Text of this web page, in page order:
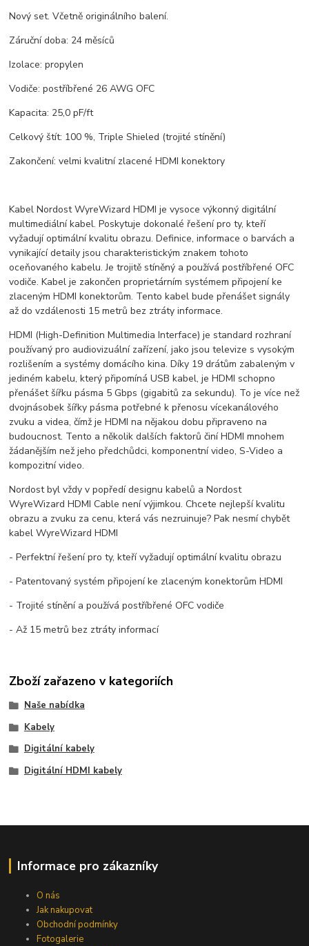
Nový set. Včetně originálního balení.
Záruční doba: 24 měsíců
Izolace: propylen
Vodiče: postříbřené 26 AWG OFC
Kapacita: 25,0 pF/ft
Celkový štít: 100 %, Triple Shieled (trojité stínění)
Zakončení: velmi kvalitní zlacené HDMI konektory
Kabel Nordost WyreWizard HDMI je vysoce výkonný digitální
multimediální kabel. Poskytuje dokonalé řešení pro ty, kteří
vyžadují optimální kvalitu obrazu. Definice, informace o barvách a
vynikající detaily jsou charakteristickým znakem tohoto
oceňovaného kabelu. Je trojitě stíněný a používá postříbřené OFC
vodiče. Kabel je zakončen proprietárním systémem připojení ke
zlaceným HDMI konektorům. Tento kabel bude přenášet signály
až do vzdálenosti 15 metrů bez ztráty informace.
HDMI (High-Definition Multimedia Interface) je standard rozhraní
používaný pro audiovizuální zařízení, jako jsou televize s vysokým
rozlišením a systémy domácího kina. Díky 19 drátům zabaleným v
jediném kabelu, který připomíná USB kabel, je HDMI schopno
přenášet šířku pásma 5 Gbps (gigabitů za sekundu). To je více než
dvojnásobek šířky pásma potřebné k přenosu vícekanálového
zvuku a videa, čímž je HDMI na nějakou dobu připraveno na
budoucnost. Tento a několik dalších faktorů činí HDMI mnohem
žádanějším než jeho předchůdci, komponentní video, S-Video a
kompozitní video.
Nordost byl vždy v popředí designu kabelů a Nordost
WyreWizard HDMI Cable není výjimkou. Chcete nejlepší kvalitu
obrazu a zvuku za cenu, která vás nezruinuje? Pak nesmí chybět
kabel WyreWizard HDMI
- Perfektní řešení pro ty, kteří vyžadují optimální kvalitu obrazu
- Patentovaný systém připojení ke zlaceným konektorům HDMI
- Trojité stínění a používá postříbřené OFC vodiče
- Až 15 metrů bez ztráty informací
Zboží zařazeno v kategoriích
Naše nabídka
Kabely
Digitální kabely
Digitální HDMI kabely
Informace pro zákazníky
O nás
Jak nakupovat
Obchodní podmínky
Fotogalerie